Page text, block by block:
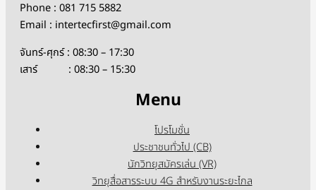
Phone : 081 715 5882
Email : intertecfirst@gmail.com
จันทร์-ศุกร์ : 08:30 – 17:30
เสาร์ : 08:30 – 15:30
Menu
โปรโมชั่น
ประชาชนทั่วไป (CB)
นักวิทยุสมัครเล่น (VR)
วิทยุสื่อสารระบบ 4G สำหรับงานระยะไกล